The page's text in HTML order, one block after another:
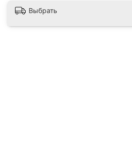
Выбрать